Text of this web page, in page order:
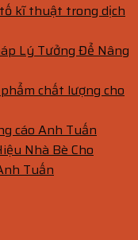
kĩ thuật trong dịch
Lý Tưởng Để Nâng
chất lượng cho
cáo Anh Tuấn
Nhà Bè Cho
Tuấn